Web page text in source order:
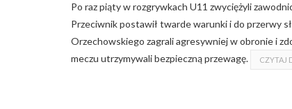
Po raz piąty w rozgrywkach U11 zwyciężyli
Przeciwnik postawił twarde warunki i do przerwy
Orzechowskiego zagrali agresywniej w obronie i
meczu utrzymywali bezpieczną przewagę.
CZYTAJ